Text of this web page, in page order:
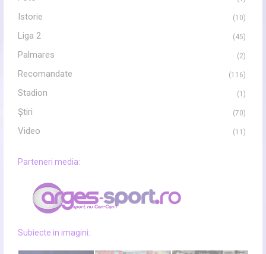
Istorie (10)
Liga 2 (45)
Palmares (2)
Recomandate (116)
Stadion (1)
Ştiri (70)
Video (11)
Parteneri media:
Subiecte in imagini: